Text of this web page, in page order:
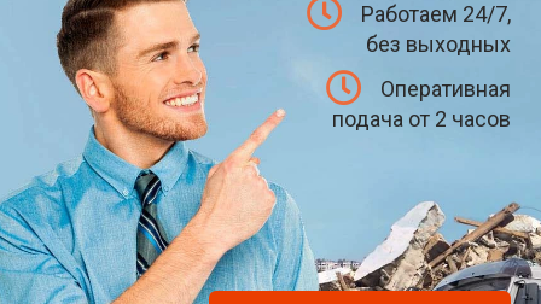
Работаем 24/7,
без выходных
Оперативная
подача от 2 часов